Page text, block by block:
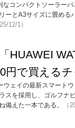
コンパクトソーラー
ーとA3サイズに畳める
12/1）
HUAWEI
円で買える
ェイの最新スマート
スを採用し、ゴルフナ
備えた一本である。
（